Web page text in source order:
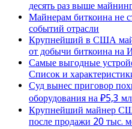
десять раз выше
Майнерам биткоина не
событий отрасли
Крупнейший в США
от добычи биткоина на
Самые выгодные
Список и
Суд вынес приговор
оборудования на ₽5,3
Крупнейший майнер
после продажи 20 тыс.